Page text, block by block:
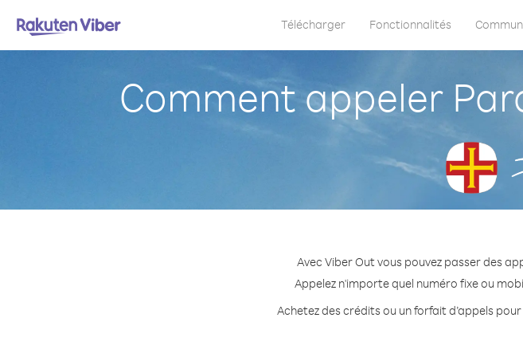
Télécharger Fonctionnalités
Comment appeler
Avec Viber Out vous pouvez passer des
Appelez n'importe quel numéro fixe ou
Achetez des crédits ou un forfait d’appels